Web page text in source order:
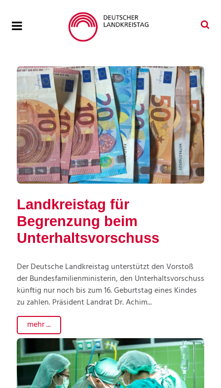
Landkreistag für
Begrenzung beim
Unterhaltsvorschuss
Der Deutsche Landkreistag unterstützt den Vorstoß
der Bundesfamilienministerin, den Unterhaltsvorschuss
künftig nur noch bis zum 16. Geburtstag eines Kindes
zu zahlen. Präsident Landrat Dr. Achim...
mehr ...